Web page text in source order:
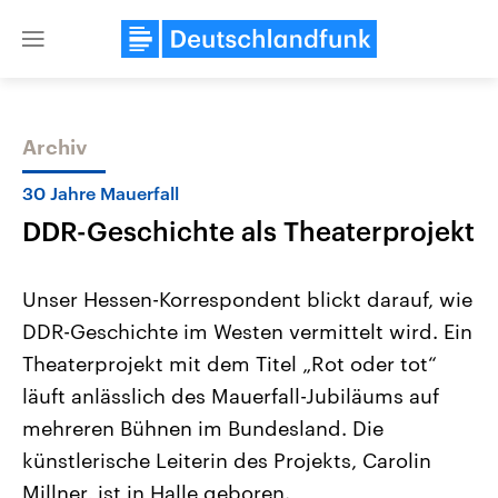
Close
Themen
Landtagswahl Sachsen-Anhalt
2026
Alle Informationen
Sachsen-Anhalt wählt am 6.
September 2026 einen neuen
Bundesland von einer Koalition aus
USA
Aktuelle Beiträge,
Hintergründe
Wirtschaftlich und
gehören die Vereinigten
den mächtigsten Ländern
Archiv
30 Jahre Mauerfall
DDR-Geschichte als Theaterprojekt
Unser Hessen-Korrespondent blickt darauf, wie
DDR-Geschichte im Westen vermittelt wird. Ein
Theaterprojekt mit dem Titel „Rot oder tot“
läuft anlässlich des Mauerfall-Jubiläums auf
mehreren Bühnen im Bundesland. Die
künstlerische Leiterin des Projekts, Carolin
Millner, ist in Halle geboren.